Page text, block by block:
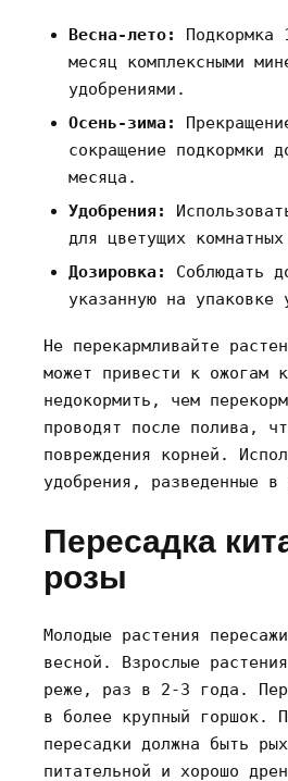
Весна-лето:
Подкормка
месяц комплексными
удобрениями.
Осень-зима:
сокращение подкормки
месяца.
Удобрения:
для цветущих
Дозировка:
Соблюдать
указанную на упаковке
Не перекармливайте
может привести к ожогам
недокормить‚ чем
проводят после полива‚
повреждения корней.
удобрения‚ разведенные в
Пересадка
розы
Молодые растения
весной. Взрослые
реже‚ раз в 2-3 года.
в более крупный горшок.
пересадки должна быть
питательной и хорошо